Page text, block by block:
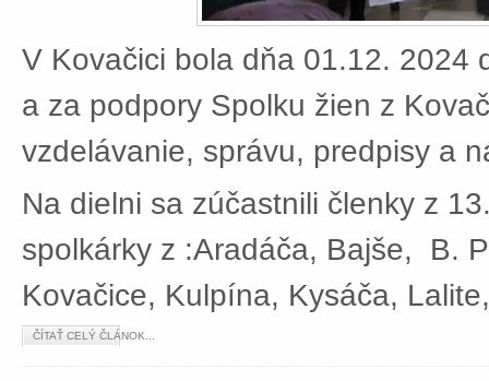
V Kovačici bola dňa 01.12. 2024
a za podpory Spolku žien z
vzdelávanie, správu, predpisy a
Na dielni sa zúčastnili členky z
spolkárky z :Aradáča, Bajše, B.
Kovačice, Kulpína, Kysáča,
ČÍTAŤ CELÝ ČLÁNOK...